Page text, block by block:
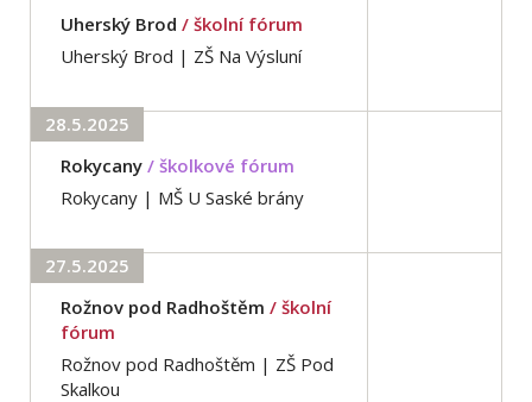
Uherský Brod / školní fórum
Uherský Brod | ZŠ Na Výsluní
28.5.2025
Rokycany / školkové fórum
Rokycany | MŠ U Saské brány
27.5.2025
Rožnov pod Radhoštěm / školní
fórum
Rožnov pod Radhoštěm | ZŠ Pod
Skalkou